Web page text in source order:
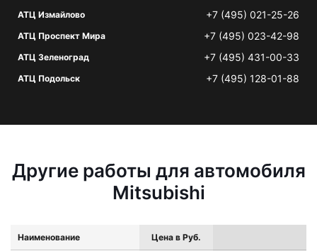
АТЦ Измайлово +7 (495) 021-25-26
АТЦ Проспект Мира +7 (495) 023-42-98
АТЦ Зеленоград +7 (495) 431-00-33
АТЦ Подольск +7 (495) 128-01-88
Другие работы для автомобиля
Mitsubishi
Наименование Цена в Руб.